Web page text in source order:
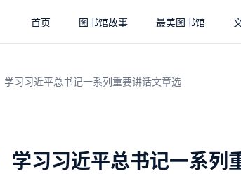
首页 图书馆故事 最美图书馆
习习近平总书记一系列重要讲话文章选
学习习近平总书记一系列